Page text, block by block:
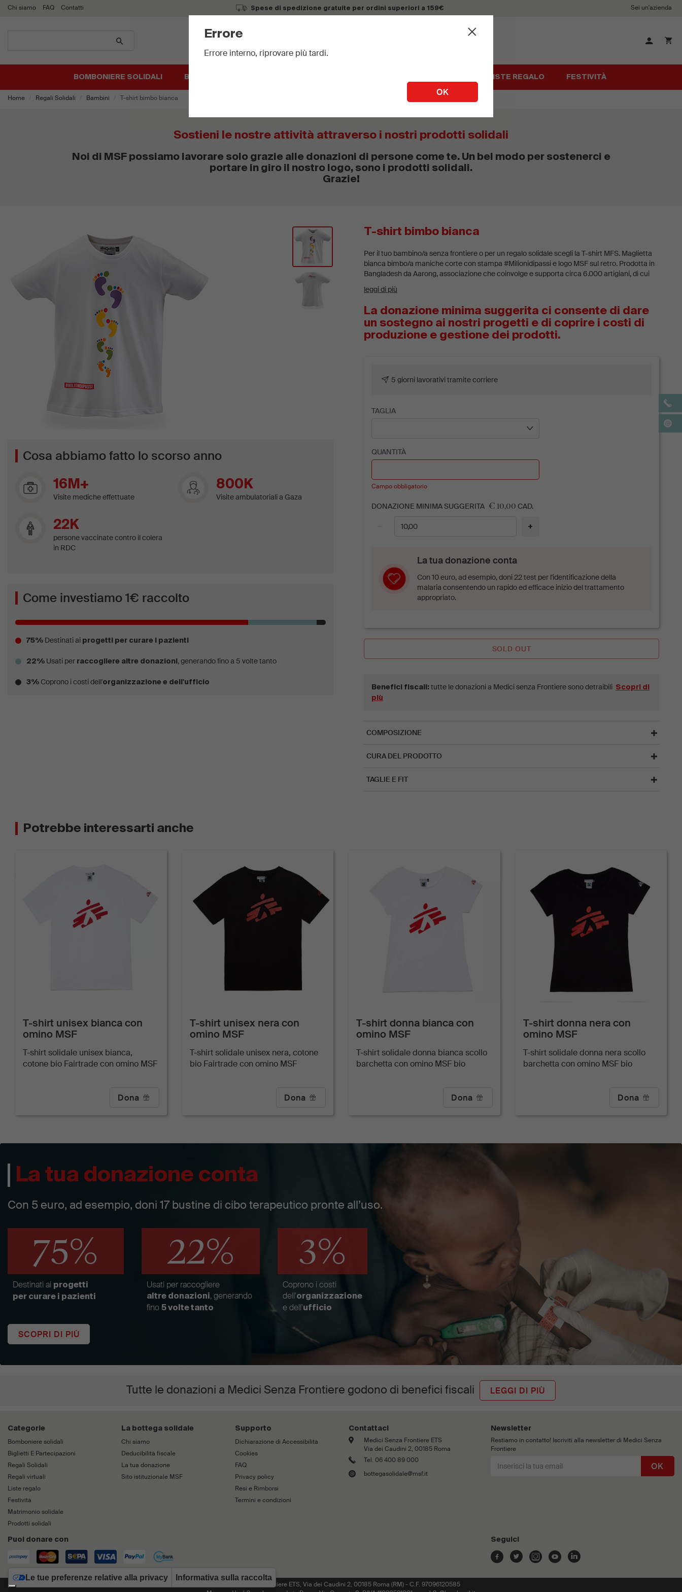
Chi siamo FAQ Contatti Spese di spedizione gratuite per ordini superiori a 159€ Sei un'azienda
BOMBONIERE SOLIDALI BIGLIETTI E PARTECIPAZIONI LISTE REGALO FESTIVITÀ
Home Regali Solidali Bambini T-shirt bimbo bianca
Sostieni le nostre attività attraverso i nostri prodotti solidali
Noi di MSF possiamo lavorare solo grazie alle donazioni di persone come te. Un bel modo per sostenerci e
portare in giro il nostro logo, sono i prodotti solidali.
Grazie!
Cosa abbiamo fatto lo scorso anno
16M+
Visite mediche effettuate
800K
Visite ambulatoriali a Gaza
22K
persone vaccinate contro il colera
in RDC
Come investiamo 1€ raccolto
75% Destinati ai progetti per curare i pazienti
22% Usati per raccogliere altre donazioni , generando fino a 5 volte tanto
3% Coprono i costi dell'organizzazione e dell'ufficio
T-shirt bimbo bianca
Per il tuo bambino/a senza frontiere o per un regalo solidale scegli la T-shirt MFS. Maglietta
bianca bimbo/a maniche corte con stampa #Milionidipassi e logo MSF sul retro. Prodotta in
Bangladesh da Aarong, associazione che coinvolge e supporta circa 6.000 artigiani, di cui
oltre a ricevere uno stipendio adeguato per il loro lavoro. 100% cotone Bio e certificata
Fairtrade.
leggi di più
La donazione minima suggerita ci consente di dare
un sostegno ai nostri progetti e di coprire i costi di
produzione e gestione dei prodotti.
5 giorni lavorativi tramite corriere
TAGLIA
QUANTITÀ
Campo obbligatorio
DONAZIONE MINIMA SUGGERITA € 10,00 CAD.
+
La tua donazione conta
Con 10 euro, ad esempio, doni 22 test per l'identificazione della
malaria consentendo un rapido ed efficace inizio del trattamento
appropriato.
SOLD OUT
Benefici fiscali: tutte le donazioni a Medici senza Frontiere sono detraibili Scopri di
più
COMPOSIZIONE
CURA DEL PRODOTTO
TAGLIE E FIT
Potrebbe interessarti anche
T-shirt unisex bianca con
omino MSF
T-shirt solidale unisex bianca,
cotone bio Fairtrade con omino MSF
Dona
T-shirt unisex nera con
omino MSF
T-shirt solidale unisex nera, cotone
bio Fairtrade con omino MSF
Dona
T-shirt donna bianca con
omino MSF
T-shirt solidale donna bianca scollo
barchetta con omino MSF bio
Dona
T-shirt donna nera con
omino MSF
T-shirt solidale donna nera scollo
barchetta con omino MSF bio
Dona
×
Errore
Errore interno, riprovare più tardi.
OK
La tua donazione conta
Con 5 euro, ad esempio, doni 17 bustine di cibo terapeutico pronte all’uso.
75%
Destinati ai progetti
per curare i pazienti
22%
Usati per raccogliere
altre donazioni, generando
fino 5 volte tanto
3%
Coprono i costi
dell'organizzazione
e dell'ufficio
SCOPRI DI PIÙ
Tutte le donazioni a Medici Senza Frontiere godono di benefici fiscali LEGGI DI PIÙ
Newsletter
Restiamo in contatto! Iscriviti alla newsletter di Medici Senza
Frontiere
OK
Contattaci
Medici Senza Frontiere ETS
Via dei Caudini 2, 00185 Roma
Tel. 06 400 89 000
bottegasolidale@msf.it
Categorie
Bomboniere solidali
Biglietti E Partecipazioni
Regali Solidali
Regali virtuali
Liste regalo
Festività
Matrimonio solidale
Prodotti solidali
La bottega solidale
Chi siamo
Deducibilità fiscale
La tua donazione
Sito istituzionale MSF
Supporto
Dichiarazione di Accessibilità
Cookies
FAQ
Privacy policy
Resi e Rimborsi
Termini e condizioni
Seguici
Puoi donare con
Medici Senza Frontiere ETS, Via dei Caudini 2, 00185 Roma (RM) - C.F. 97096120585
Le tue preferenze relative alla privacy Informativa sulla raccolta